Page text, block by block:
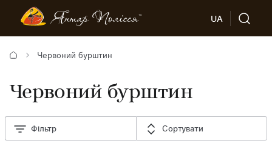
UA
Червоний бурштин
Червоний бурштин
Фільтр Сортувати